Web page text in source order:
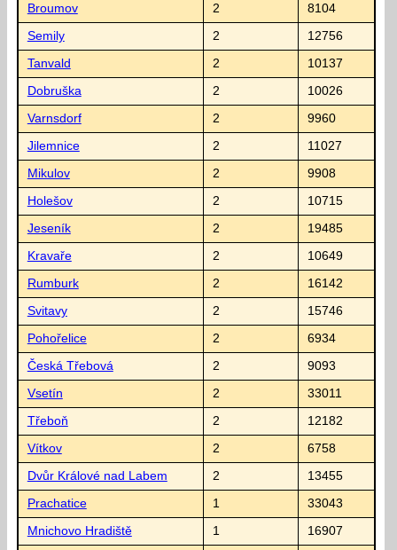
Broumov 2 8104
Semily 2 12756
Tanvald 2 10137
Dobruška 2 10026
Varnsdorf 2 9960
Jilemnice 2 11027
Mikulov 2 9908
Holešov 2 10715
Jeseník 2 19485
Kravaře 2 10649
Rumburk 2 16142
Svitavy 2 15746
Pohořelice 2 6934
Česká Třebová 2 9093
Vsetín 2 33011
Třeboň 2 12182
Vítkov 2 6758
Dvůr Králové nad Labem 2 13455
Prachatice 1 33043
Mnichovo Hradiště 1 16907